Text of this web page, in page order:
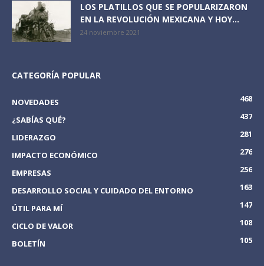
LOS PLATILLOS QUE SE POPULARIZARON
EN LA REVOLUCIÓN MEXICANA Y HOY...
24 noviembre 2021
CATEGORÍA POPULAR
NOVEDADES
468
¿SABÍAS QUÉ?
437
LIDERAZGO
281
IMPACTO ECONÓMICO
276
EMPRESAS
256
DESARROLLO SOCIAL Y CUIDADO DEL ENTORNO
163
ÚTIL PARA MÍ
147
CICLO DE VALOR
108
BOLETÍN
105